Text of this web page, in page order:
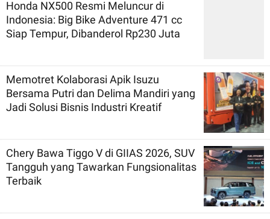
Honda NX500 Resmi Meluncur di
Indonesia: Big Bike Adventure 471 cc
Siap Tempur, Dibanderol Rp230 Juta
Memotret Kolaborasi Apik Isuzu
Bersama Putri dan Delima Mandiri yang
Jadi Solusi Bisnis Industri Kreatif
Chery Bawa Tiggo V di GIIAS 2026, SUV
Tangguh yang Tawarkan Fungsionalitas
Terbaik